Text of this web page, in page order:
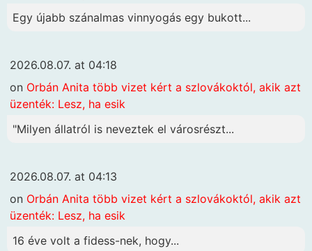
Egy újabb szánalmas vinnyogás egy bukott...
2026.08.07. at 04:18
on Orbán Anita több vizet kért a szlovákoktól, akik azt
üzenték: Lesz, ha esik
"Milyen állatról is neveztek el városrészt...
2026.08.07. at 04:13
on Orbán Anita több vizet kért a szlovákoktól, akik azt
üzenték: Lesz, ha esik
16 éve volt a fidess-nek, hogy...